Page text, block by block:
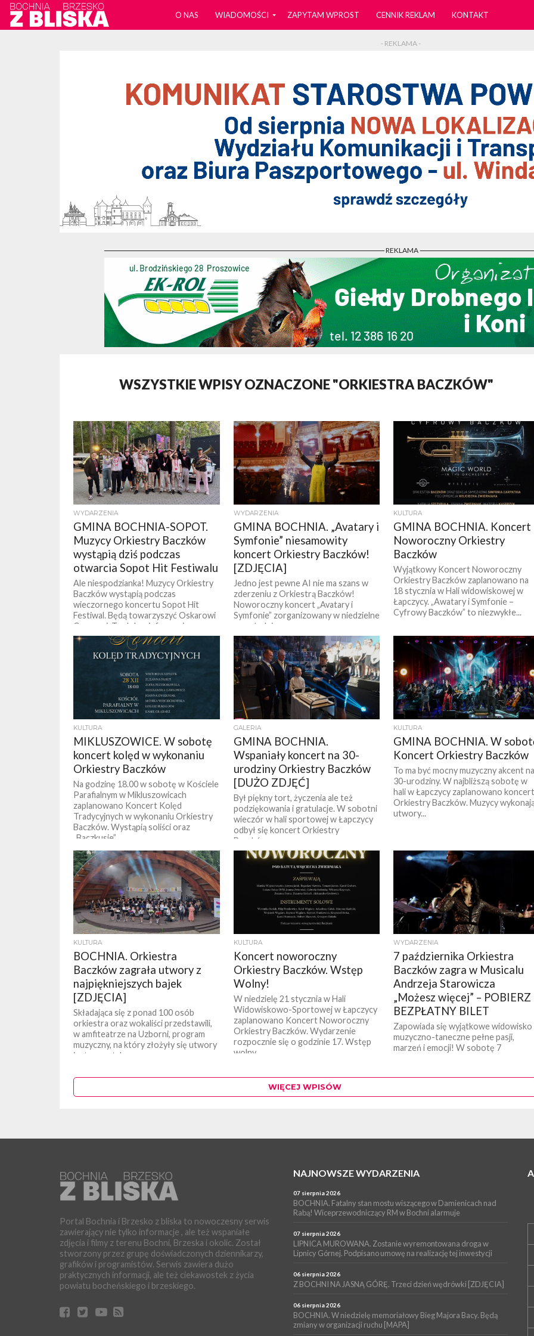
O NAS WIADOMOŚCI ZAPYTAM WPROST CENNIK REKLAM KONTAKT
- REKLAMA -
- REKLAMA -
WSZYSTKIE WPISY OZNACZONE "ORKIESTRA BACZKÓW"
WYDARZENIA
GMINA BOCHNIA-SOPOT.
Muzycy Orkiestry Baczków
wystąpią dziś podczas
otwarcia Sopot Hit Festiwalu
Ale niespodzianka! Muzycy Orkiestry
Baczków wystąpią podczas
wieczornego koncertu Sopot Hit
Festiwal. Będą towarzyszyć Oskarowi
Cymsowi. Tę dobra informację
przekazał dziś Marek...
WYDARZENIA
GMINA BOCHNIA. „Avatary i
Symfonie” niesamowity
koncert Orkiestry Baczków!
[ZDJĘCIA]
Jedno jest pewne AI nie ma szans w
zderzeniu z Orkiestrą Baczków!
Noworoczny koncert „Avatary i
Symfonie” zorganizowany w niedzielne
popołudnie w...
KULTURA
GMINA BOCHNIA. Koncert
Noworoczny Orkiestry
Baczków
Wyjątkowy Koncert Noworoczny
Orkiestry Baczków zaplanowano na
18 stycznia w Hali widowiskowej w
Łapczycy. „Awatary i Symfonie –
Cyfrowy Baczków” to niezwykłe...
KULTURA
MIKLUSZOWICE. W sobotę
koncert kolęd w wykonaniu
Orkiestry Baczków
Na godzinę 18.00 w sobotę w Kościele
Parafialnym w Mikluszowicach
zaplanowano Koncert Kolęd
Tradycyjnych w wykonaniu Orkiestry
Baczków. Wystąpią soliści oraz
„Baczkusie”.
GALERIA
GMINA BOCHNIA.
Wspaniały koncert na 30-
urodziny Orkiestry Baczków
[DUŻO ZDJĘĆ]
Był piękny tort, życzenia ale też
podziękowania i gratulacje. W sobotni
wieczór w hali sportowej w Łapczycy
odbył się koncert Orkiestry
Baczków...
KULTURA
GMINA BOCHNIA. W
Koncert Orkiestry Baczków
To ma być mocny muzyczny akcent na
30-urodziny. W najbliższą sobotę w
hali w Łapczycy zaplanowano koncert
Orkiestry Baczków. Muzycy
utwory...
KULTURA
BOCHNIA. Orkiestra
Baczków zagrała utwory z
najpiękniejszych bajek
[ZDJĘCIA]
Składająca się z ponad 100 osób
orkiestra oraz wokaliści przedstawili,
w amfiteatrze na Uzborni, program
muzyczny, na który złożyły się utwory
instrumentalne...
KULTURA
Koncert noworoczny
Orkiestry Baczków. Wstęp
Wolny!
W niedzielę 21 stycznia w Hali
Widowiskowo-Sportowej w Łapczycy
zaplanowano Koncert Noworoczny
Orkiestry Baczków. Wydarzenie
rozpocznie się o godzinie 17. Wstęp
wolny.
WYDARZENIA
7 października Orkiestra
Baczków zagra w Musicalu
Andrzeja Starowicza
„Możesz więcej” – POBIERZ
BEZPŁATNY BILET
Zapowiada się wyjątkowe widowisko
muzyczno-taneczne pełne pasji,
marzeń i emocji! W sobotę 7
WIĘCEJ WPISÓW
Portal Bochnia i Brzesko z bliska to nowoczesny serwis
zawierający nie tylko informacje , ale też wspaniałe
zdjęcia i filmy z terenu Bochni, Brzeska i okolic. Został
stworzony przez grupę doświadczonych dziennikarzy,
grafików i programistów. Serwis zawiera dużo
praktycznych informacji, ale też ciekawostek z życia
powiatu bocheńskiego i brzeskiego.
NAJNOWSZE WYDARZENIA
07 sierpnia 2026
BOCHNIA. Fatalny stan mostu wiszącego w Damienicach nad
Rabą! Wiceprzewodniczący RM w Bochni alarmuje
07 sierpnia 2026
LIPNICA MUROWANA. Zostanie wyremontowana droga w
Lipnicy Górnej. Podpisano umowę na realizację tej inwestycji
06 sierpnia 2026
Z BOCHNI NA JASNĄ GÓRĘ. Trzeci dzień wędrówki [ZDJĘCIA]
06 sierpnia 2026
BOCHNIA. W niedzielę memoriałowy Bieg Majora Bacy. Będą
zmiany w organizacji ruchu [MAPA]